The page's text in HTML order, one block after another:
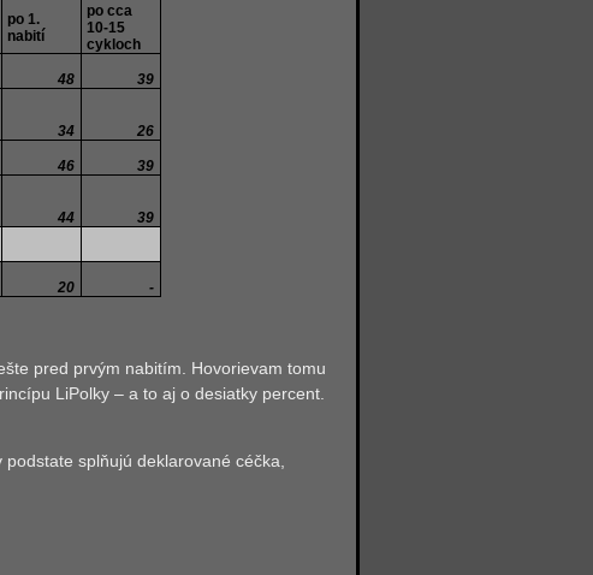
po 1.
nabití
po cca
10-15
cykloch
48 39
34 26
46 39
44 39
20 -
pred prvým nabitím. Hovorievam tomu
LiPolky – a to aj o desiatky percent.
splňujú deklarované céčka,